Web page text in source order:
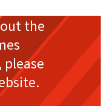
the
please